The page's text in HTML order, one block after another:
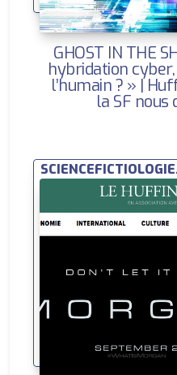
GHOST IN THE
hybridation
l’humain ? » |
la SF nous